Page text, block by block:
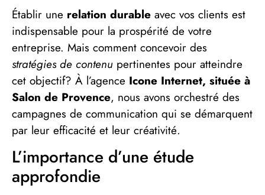
Établir une relation durable avec vos clients est
indispensable pour la prospérité de votre
entreprise. Mais comment concevoir des
stratégies de contenu pertinentes pour atteindre
cet objectif? À l’agence Icone Internet, située à
Salon de Provence, nous avons orchestré des
campagnes de communication qui se démarquent
par leur efficacité et leur créativité.
L’importance d’une étude
approfondie